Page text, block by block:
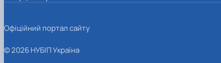
Офіційний портал сайту
© 2026 НУБІП Україна